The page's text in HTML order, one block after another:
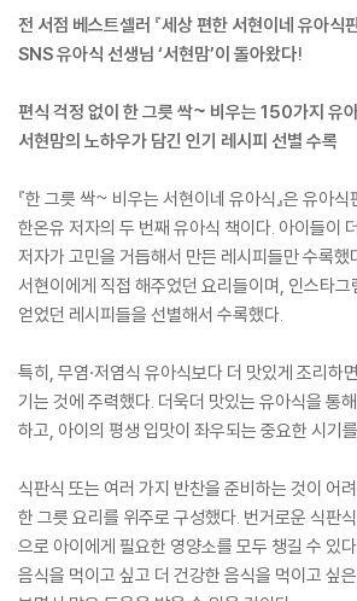
전 서점 베스트셀러 『세상 편한 서현이네 유아식
SNS 유아식 선생님 ‘서현맘’이 돌아왔다!
편식 걱정 없이 한 그릇 싹~ 비우는 150가지 유
서현맘의 노하우가 담긴 인기 레시피 선별 수록
『한 그릇 싹~ 비우는 서현이네 유아식』은 유아
한온유 저자의 두 번째 유아식 책이다. 아이들이
저자가 고민을 거듭해서 만든 레시피들만 수록했
서현이에게 직접 해주었던 요리들이며, 인스타
얻었던 레시피들을 선별해서 수록했다.
특히, 무염·저염식 유아식보다 더 맛있게 조리하
기는 것에 주력했다. 더욱더 맛있는 유아식을 통
하고, 아이의 평생 입맛이 좌우되는 중요한 시기
식판식 또는 여러 가지 반찬을 준비하는 것이 어
한 그릇 요리를 위주로 구성했다. 번거로운 식판
으로 아이에게 필요한 영양소를 모두 챙길 수 있
음식을 먹이고 싶고 더 건강한 음식을 먹이고 싶